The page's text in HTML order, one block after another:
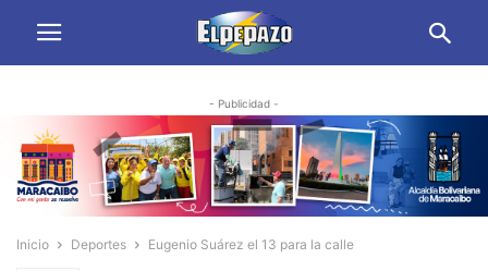
- Publicidad -
Inicio Deportes Eugenio Suárez el 13 para la calle